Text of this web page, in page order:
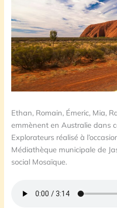
Ethan, Romain, Émeric, Mia,
emmènent en Australie dans
Explorateurs réalisé à
Médiathèque municipale de
social Mosaïque.